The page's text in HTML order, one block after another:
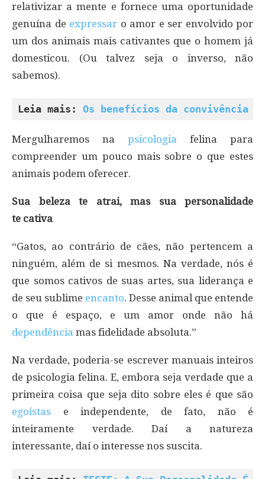
relativizar a mente e fornece uma oportunidade
genuína de expressar o amor e ser envolvido por
um dos animais mais cativantes que o homem já
domesticou. (Ou talvez seja o inverso, não
sabemos).
Leia mais: Os benefícios da convivência
Mergulharemos na psicologia felina para
compreender um pouco mais sobre o que estes
animais podem oferecer.
Sua beleza te atrai, mas sua personalidade
te cativa
“Gatos, ao contrário de cães, não pertencem a
ninguém, além de si mesmos. Na verdade, nós é
que somos cativos de suas artes, sua liderança e
de seu sublime encanto. Desse animal que entende
o que é espaço, e um amor onde não há
dependência mas fidelidade absoluta.”
Na verdade, poderia-se escrever manuais inteiros
de psicologia felina. E, embora seja verdade que a
primeira coisa que seja dito sobre eles é que são
egoístas e independente, de fato, não é
inteiramente verdade. Daí a natureza
interessante, daí o interesse nos suscita.